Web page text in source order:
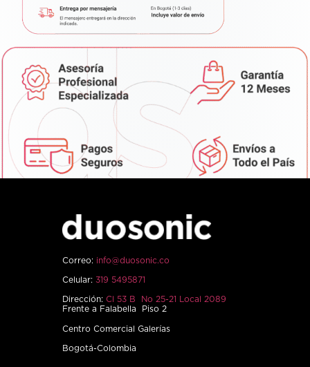
Correo: info@duosonic.co
Celular: 319 5495871
Dirección: Cl 53 B No 25-21 Local 2089
Frente a Falabella Piso 2
Centro Comercial Galerías
Bogotá-Colombia